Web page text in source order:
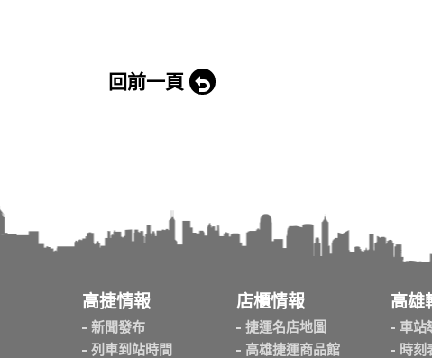
回前一頁
高捷情報
新聞發布
列車到站時間
店櫃情報
捷運名店地圖
高雄捷運商品館
高雄
車站
時刻